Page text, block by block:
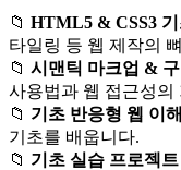
📁 HTML5 & CSS3
타일링 등 웹 제작의
📁 시맨틱 마크업 &
사용법과 웹 접근성의
📁 기초 반응형 웹 이해
기초를 배웁니다.
📁 기초 실습 프로젝트